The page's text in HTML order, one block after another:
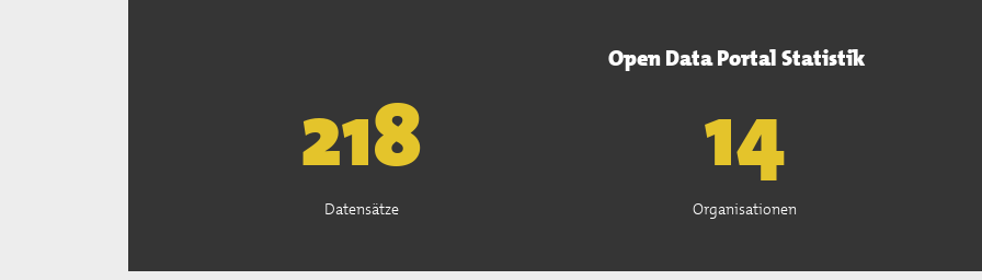
Open Data Portal Statistik
221
Datensätze
15
Organisationen